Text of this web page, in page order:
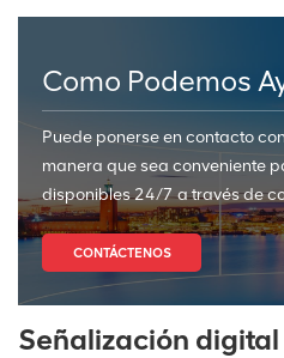
Como Podemos
Puede ponerse en contacto
manera que sea conveniente
disponibles 24/7 a través de
CONTÁCTENOS
Señalización